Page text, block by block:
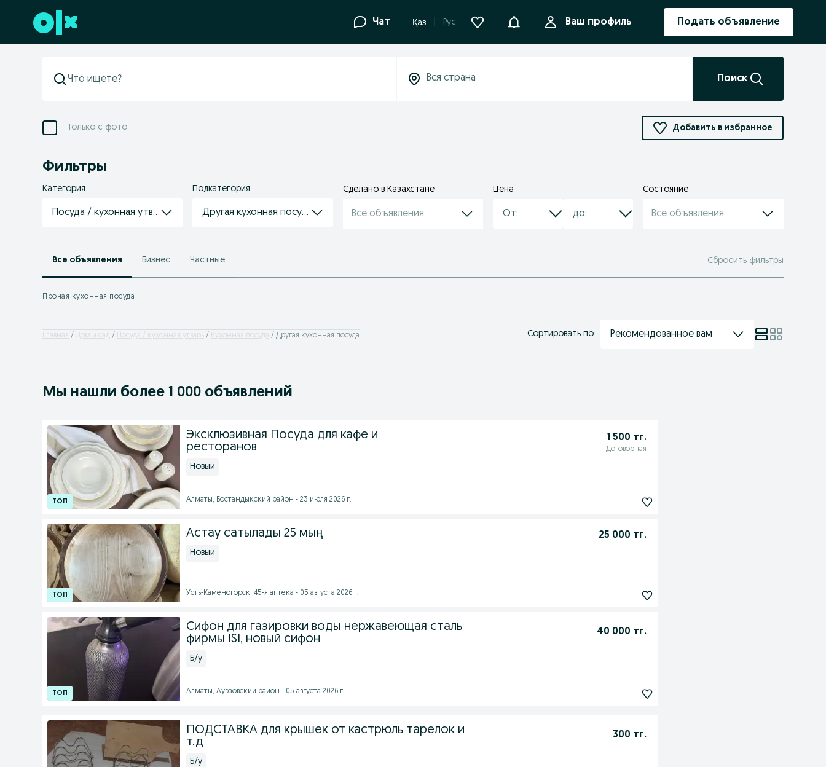
Перейти к нижнему колонтитулу Чат Қаз Рус УведомленияВаш профиль Подать объявление
Поиск
Только с фото Добавить в избранное
Фильтры
Категория
Посуда / кухонная утварь
Подкатегория
Другая кухонная посуда
Сделано в Казахстане
Все объявления
Цена Состояние
Все объявления
Все объявления Бизнес Частные Сбросить фильтры
Прочая кухонная посуда
Главная Дом и сад Посуда / кухонная утварь Кухонная посуда Другая кухонная посуда Сортировать по: Рекомендованное вам
Мы нашли более 1 000 объявлений
Эксклюзивная Посуда для кафе и
ресторанов
1 500 тг.
Договорная
Новый
Алматы, Бостандыкский район - 23 июля 2026 г.
Астау сатылады 25 мың 25 000 тг.
Новый
Усть-Каменогорск, 45-я аптека - 05 августа 2026 г.
Сифон для газировки воды нержавеющая сталь
фирмы ISI, новый сифон
40 000 тг.
Б/у
Алматы, Ауэзовский район - 05 августа 2026 г.
ПОДСТАВКА для крышек от кастрюль тарелок и
т.д
300 тг.
Б/у